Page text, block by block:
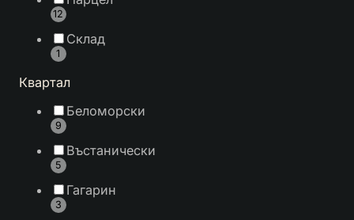
12
Склад
1
Квартал
Беломорски
9
Въстанически
5
Гагарин
3